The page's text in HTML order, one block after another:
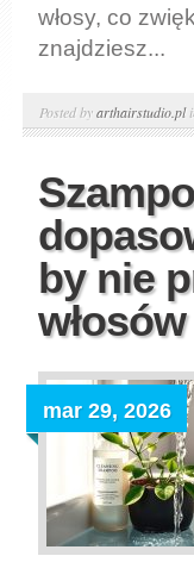
włosy, co
znajdziesz...
Posted byarthairstudio.pl
by nie
włosów
mar 29, 2026